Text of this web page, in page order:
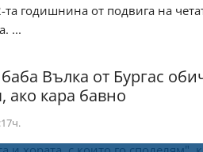
та годишнина от подвига на
...
Вълка от Бургас
ако кара бавно